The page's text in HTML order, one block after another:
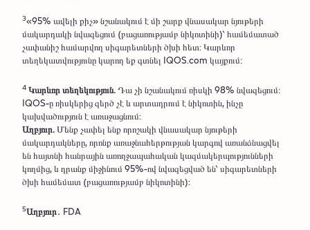
3«95% ավելի քիչ» նշանակում է մի շարք վնասակար նյութերի
մակարդակի նվազեցում (բացառությամբ նիկոտինի)՝ համեմատած
չափանիշ համարվող սիգարետների ծխի հետ: Կարևոր
տեղեկատվությունը կարող եք գտնել IQOS.com կայքում։
4 Կարևոր տեղեկություն.Դա չի նշանակում ռիսկի 98% նվազեցում։
IQOS-ը ռիսկերից զերծ չէ և արտադրում է նիկոտին, ինչը
կախվածություն է առաջացնում:
Աղբյուր.Մենք չափել ենք որոշակի վնասակար նյութերի
մակարդակները, որոնք առաջնահերթության կարգով առանձնացվել
են հայտնի հանրային առողջապահական կազմակերպությունների
կողմից, և դրանք միջինում 95%-ով նվազեցված են՝ սիգարետների
ծխի համեմատ (բացառությամբ նիկոտինի):
5Աղբյուր․ FDA